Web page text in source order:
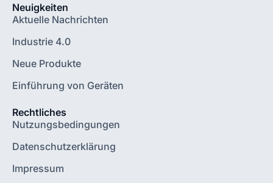
Neuigkeiten
Aktuelle Nachrichten
Industrie 4.0
Neue Produkte
Einführung von Geräten
Rechtliches
Nutzungsbedingungen
Datenschutzerklärung
Impressum